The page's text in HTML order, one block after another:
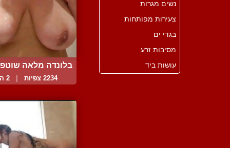
בלונדה מלאה
...
2234 צפיות | 2 המלצות
נשים מגרות
צעירות מפותחות
בגדי ים
מסיבות זרע
עושות ביד